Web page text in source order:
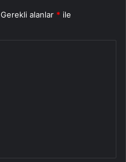
Gerekli alanlar * ile